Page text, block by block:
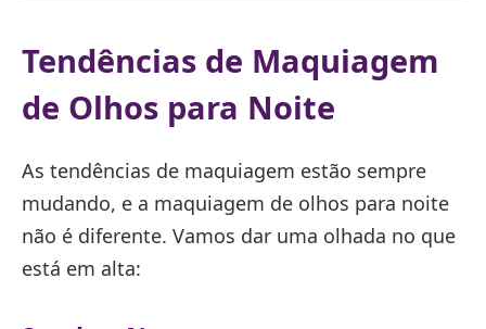
Tendências de Maquiagem
de Olhos para Noite
As tendências de maquiagem estão sempre
mudando, e a maquiagem de olhos para noite
não é diferente. Vamos dar uma olhada no que
está em alta: